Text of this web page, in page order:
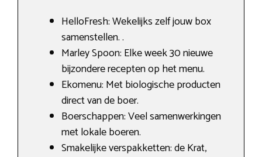
HelloFresh: Wekelijks zelf jouw box
samenstellen. .
Marley Spoon: Elke week 30 nieuwe
bijzondere recepten op het menu.
Ekomenu: Met biologische producten
direct van de boer.
Boerschappen: Veel samenwerkingen
met lokale boeren.
Smakelijke verspakketten: de Krat,